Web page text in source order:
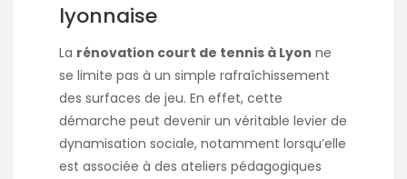
lyonnaise
La rénovation court de tennis à Lyon ne
se limite pas à un simple rafraîchissement
des surfaces de jeu. En effet, cette
démarche peut devenir un véritable levier de
dynamisation sociale, notamment lorsqu’elle
est associée à des ateliers pédagogiques